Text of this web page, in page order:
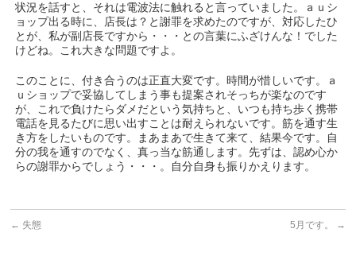
状況を話すと、それは電波法に触れると言っていました。ａｕシ
ョップ出る時に、店長は？と謝罪を求めたのですが、対応したひ
とが、私が副店長ですから・・・との言葉にふざけんな！でした
けどね。これ大きな問題ですよ。
このことに、付き合うのは正直大変です。時間が惜しいです。ａ
ｕショップで妥協してしまう事も提案されそっちが楽なのです
が、これで負けたらダメだという気持ちと、いつも持ち歩く携帯
電話を見るたびに思い出すことは耐えられないです。筋を通す生
き方をしたいものです。まあまあで生きて来て、結果今です。自
分の我を通すのでなく、真っ当な筋通します。先ずは、認め心か
らの謝罪からでしょう・・・。自分自身も振りかえります。
← 失態 5月です。 →